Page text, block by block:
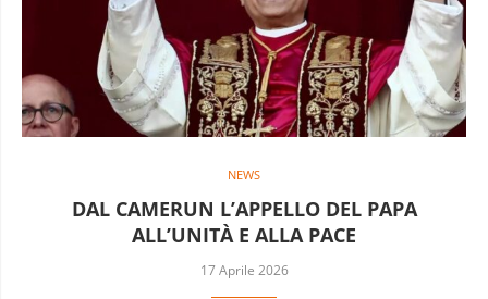
NEWS
DAL CAMERUN L’APPELLO DEL PAPA
ALL’UNITÀ E ALLA PACE
17 Aprile 2026